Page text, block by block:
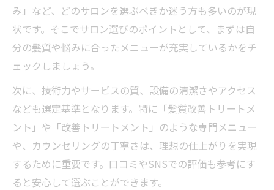
み」など、どのサロンを選ぶべきか迷う方も多いのが現
状です。そこでサロン選びのポイントとして、まずは自
分の髪質や悩みに合ったメニューが充実しているかをチ
ェックしましょう。
次に、技術力やサービスの質、設備の清潔さやアクセス
なども選定基準となります。特に「髪質改善トリートメ
ント」や「改善トリートメント」のような専門メニュー
や、カウンセリングの丁寧さは、理想の仕上がりを実現
するために重要です。口コミやSNSでの評価も参考にす
ると安心して選ぶことができます。